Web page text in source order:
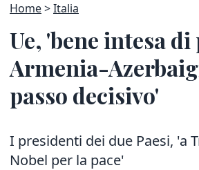
Home Italia
Ue, 'bene intesa di
Armenia-
passo decisivo'
I presidenti dei due Paesi, 'a
Nobel per la pace'